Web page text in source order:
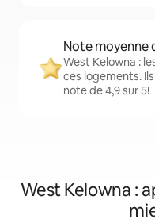
Note moyenne
West Kelowna :
ces logements.
note de 4,9 sur 5!
West Kelowna :